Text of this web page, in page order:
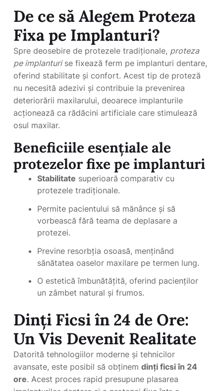
De ce să Alegem Proteza
Fixa pe Implanturi?
Spre deosebire de protezele tradiționale, proteza
pe implanturise fixează ferm pe implanturi dentare,
oferind stabilitate și confort. Acest tip de proteză
nu necesită adezivi și contribuie la prevenirea
deteriorării maxilarului, deoarece implanturile
acționează ca rădăcini artificiale care stimulează
osul maxilar.
Beneficiile esențiale ale
protezelor fixe pe implanturi
Stabilitate superioară comparativ cu
protezele tradiționale.
Permite pacientului să mănânce și să
vorbească fără teama de deplasare a
protezei.
Previne resorbția osoasă, menținând
sănătatea oaselor maxilare pe termen lung.
O estetică îmbunătățită, oferind pacienților
un zâmbet natural și frumos.
Dinți Ficsi în 24 de Ore:
Un Vis Devenit Realitate
Datorită tehnologiilor moderne și tehnicilor
avansate, este posibil să obținem dinți ficsi în 24
ore. Acest proces rapid presupune plasarea